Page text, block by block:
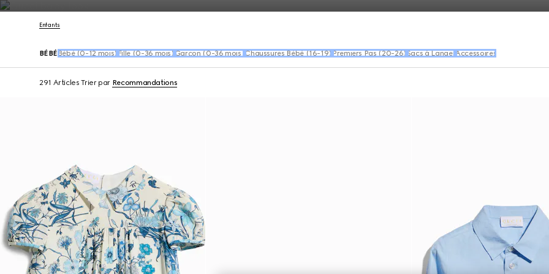
Nous Contacter
Enfants
BÉBÉ Bébé (0-12 mois) Fille (0-36 mois) Garçon (0-36 mois) Chaussures Bébé (16-19) Premiers Pas (20-26) Sacs à Langer Accessoires
291 Articles Trier par Recommandations